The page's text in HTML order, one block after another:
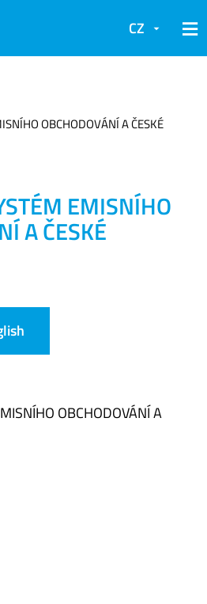
CZ
OBCHODOVÁNÍ A ČESKÉ
EMISNÍHO
A ČESKÉ
OBCHODOVÁNÍ A